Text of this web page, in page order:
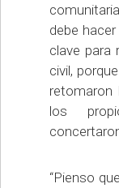
debe
clave para
civil,
retomaron
los
“Pienso